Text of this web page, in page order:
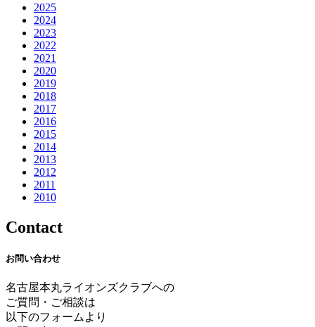
2025
2024
2023
2022
2021
2020
2019
2018
2017
2016
2015
2014
2013
2012
2011
2010
Contact
お問い合わせ
名古屋本丸ライオンズクラブへの
ご質問・ご相談は
以下のフォームより